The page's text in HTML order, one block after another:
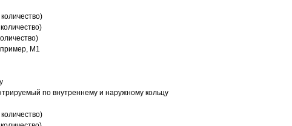
M1
по внутреннему и наружному кольцу